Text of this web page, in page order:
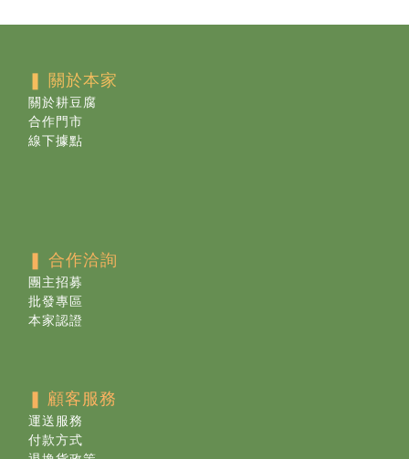
❚ 關於本家
關於耕豆腐
合作門市
線下據點
❚ 合作洽詢
團主招募
批發專區
本家認證
❚ 顧客服務
運送服務
付款方式